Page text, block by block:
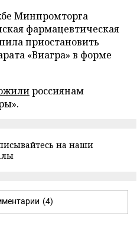
Минпромторга
фармацевтическая
приостановить
«Виагра» в форме
россиянам
на наши
(4)